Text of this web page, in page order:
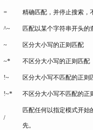
= 精确匹配，并停止搜索，
^~ 匹配以某个字符串开头的
~ 区分大小写的正则匹配
~* 不区分大小写的正则匹配
!~ 区分大小写不匹配的正则
!~* 不区分大小写不匹配的正
/
匹配任何以指定模式开
先。